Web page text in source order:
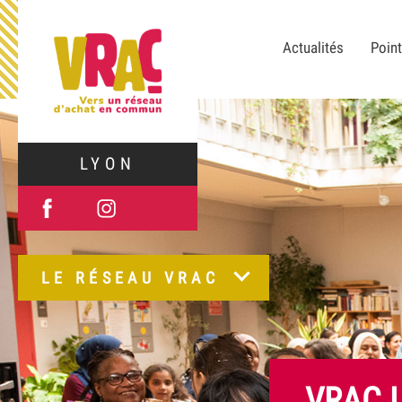
LYON
Actualités
LE RÉSEAU VRAC